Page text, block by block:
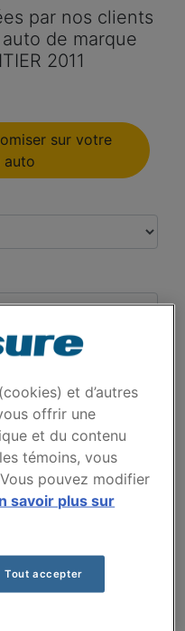
par nos clients
de marque
2011
sur votre
auto
et d’autres
offrir une
et du contenu
témoins, vous
pouvez modifier
savoir plus sur
Tout accepter